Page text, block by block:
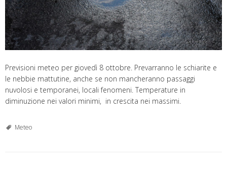
Previsioni meteo per giovedì 8 ottobre. Prevarranno le schiarite e
le nebbie mattutine, anche se non mancheranno passaggi
nuvolosi e temporanei, locali fenomeni. Temperature in
diminuzione nei valori minimi, in crescita nei massimi.
Meteo